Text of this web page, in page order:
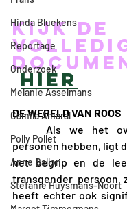
Hinda Bluekens
Reportage
Onderzoek
Melanie Asselmans
Camila Amaral
Polly Pollet
Anne Ballon
Stefanie Huysmans-Noort
Kijk de
hier
DE WERELD VAN ROOS
personen hebben, ligt
het begrip en de
transgender persoon
heeft echter ook